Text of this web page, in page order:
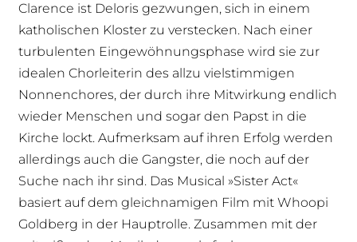
Clarence ist Deloris gezwungen, sich in einem
katholischen Kloster zu verstecken. Nach einer
turbulenten Eingewöhnungsphase wird sie zur
idealen Chorleiterin des allzu vielstimmigen
Nonnenchores, der durch ihre Mitwirkung endlich
wieder Menschen und sogar den Papst in die
Kirche lockt. Aufmerksam auf ihren Erfolg werden
allerdings auch die Gangster, die noch auf der
Suche nach ihr sind. Das Musical »Sister Act«
basiert auf dem gleichnamigen Film mit Whoopi
Goldberg in der Hauptrolle. Zusammen mit der